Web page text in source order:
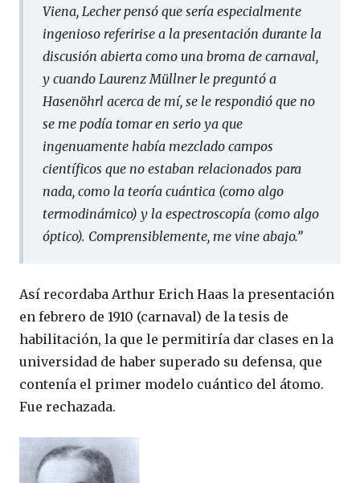
Viena, Lecher pensó que sería especialmente
ingenioso referirise a la presentación durante la
discusión abierta como una broma de carnaval,
y cuando Laurenz Müllner le preguntó a
Hasenöhrl acerca de mí, se le respondió que no
se me podía tomar en serio ya que
ingenuamente había mezclado campos
científicos que no estaban relacionados para
nada, como la teoría cuántica (como algo
termodinámico) y la espectroscopía (como algo
óptico). Comprensiblemente, me vine abajo.”
Así recordaba Arthur Erich Haas la presentación
en febrero de 1910 (carnaval) de la tesis de
habilitación, la que le permitiría dar clases en la
universidad de haber superado su defensa, que
contenía el primer modelo cuántico del átomo.
Fue rechazada.